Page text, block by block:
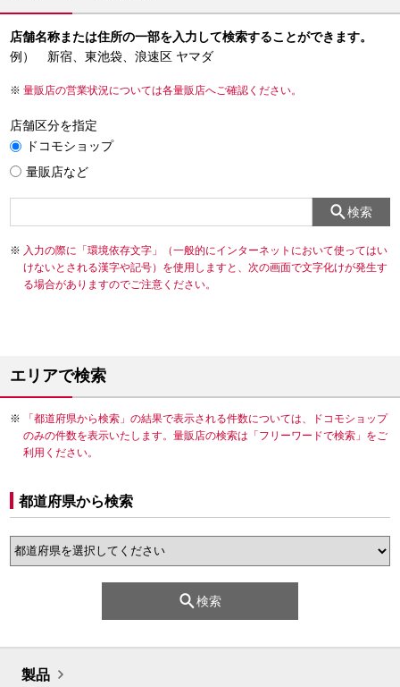
店舗名称または住所の一部を入力して検索することができます。
例） 新宿、東池袋、浪速区 ヤマダ
量販店の営業状況については各量販店へご確認ください。
店舗区分を指定
ドコモショップ
量販店など
検索
入力の際に「環境依存文字」（一般的にインターネットにおいて使ってはい
けないとされる漢字や記号）を使用しますと、次の画面で文字化けが発生す
る場合がありますのでご注意ください。
エリアで検索
「都道府県から検索」の結果で表示される件数については、ドコモショップ
のみの件数を表示いたします。量販店の検索は「フリーワードで検索」をご
利用ください。
都道府県から検索
検索
製品